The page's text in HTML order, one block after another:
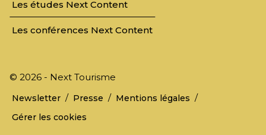
Les études Next Content
Les conférences Next Content
© 2026 - Next Tourisme
Newsletter / Presse / Mentions légales /
Gérer les cookies